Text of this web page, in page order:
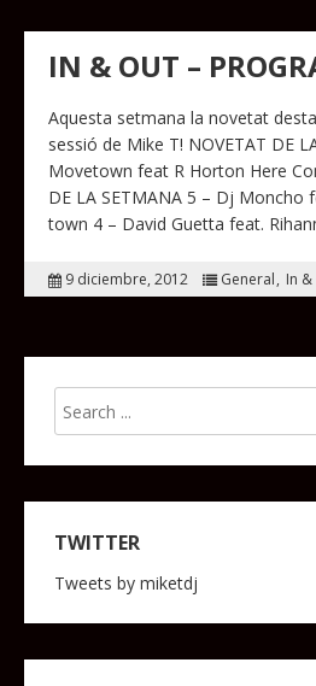
IN & OUT –
Aquesta setmana la novetat
sessió de Mike T! NOVETAT DE
Movetown feat R Horton Here
DE LA SETMANA 5 – Dj Moncho
town 4 – David Guetta feat.
9 diciembre, 2012 General In
TWITTER
Tweets by miketdj